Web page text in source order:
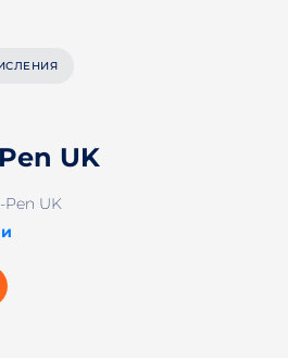
UK
Pen UK